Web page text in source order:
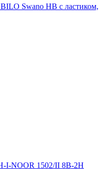
Swanо НB с ластиком,
I-NOOR 1502/II 8B-2H